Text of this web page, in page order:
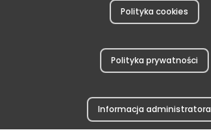
Polityka cookies
Polityka prywatności
Informacja administratora